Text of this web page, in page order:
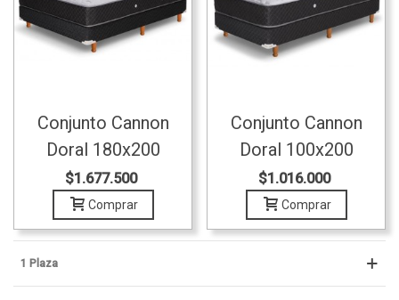
Conjunto Cannon
Doral 180x200
$1.677.500
Comprar
Conjunto Cannon
Doral 100x200
$1.016.000
Comprar
1 Plaza